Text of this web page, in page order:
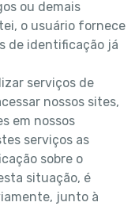
ou demais
o usuário fornece
de identificação já
serviços de
nossos sites,
em nossos
serviços as
sobre o
situação, é
junto à